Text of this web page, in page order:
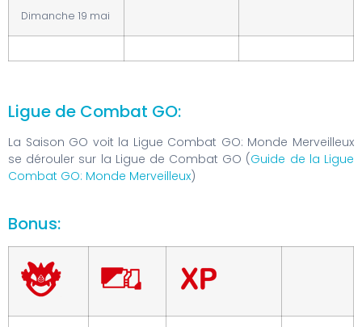
Dimanche 19 mai
Ligue de Combat GO:
La Saison GO voit la Ligue Combat GO: Monde Merveilleux
se dérouler sur la Ligue de Combat GO (Guide de la Ligue
Combat GO: Monde Merveilleux)
Bonus: